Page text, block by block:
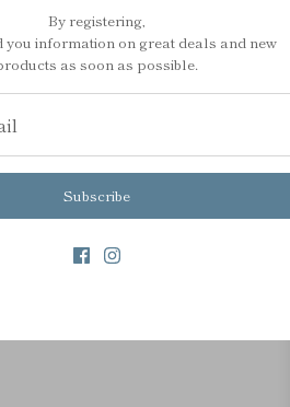
By registering,
you information on great deals and new
as soon as possible.
Subscribe